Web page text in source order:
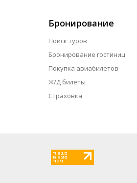
Бронирование
Поиск туров
Бронирование гостиниц
Покупка авиабилетов
Ж/Д билеты
Страховка